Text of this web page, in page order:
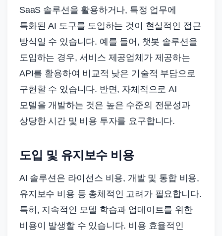
SaaS 솔루션을 활용하거나, 특정 업무에
특화된 AI 도구를 도입하는 것이 현실적인 접근
방식일 수 있습니다. 예를 들어, 챗봇 솔루션을
도입하는 경우, 서비스 제공업체가 제공하는
API를 활용하여 비교적 낮은 기술적 부담으로
구현할 수 있습니다. 반면, 자체적으로 AI
모델을 개발하는 것은 높은 수준의 전문성과
상당한 시간 및 비용 투자를 요구합니다.
도입 및 유지보수 비용
AI 솔루션은 라이선스 비용, 개발 및 통합 비용,
유지보수 비용 등 총체적인 고려가 필요합니다.
특히, 지속적인 모델 학습과 업데이트를 위한
비용이 발생할 수 있습니다. 비용 효율적인